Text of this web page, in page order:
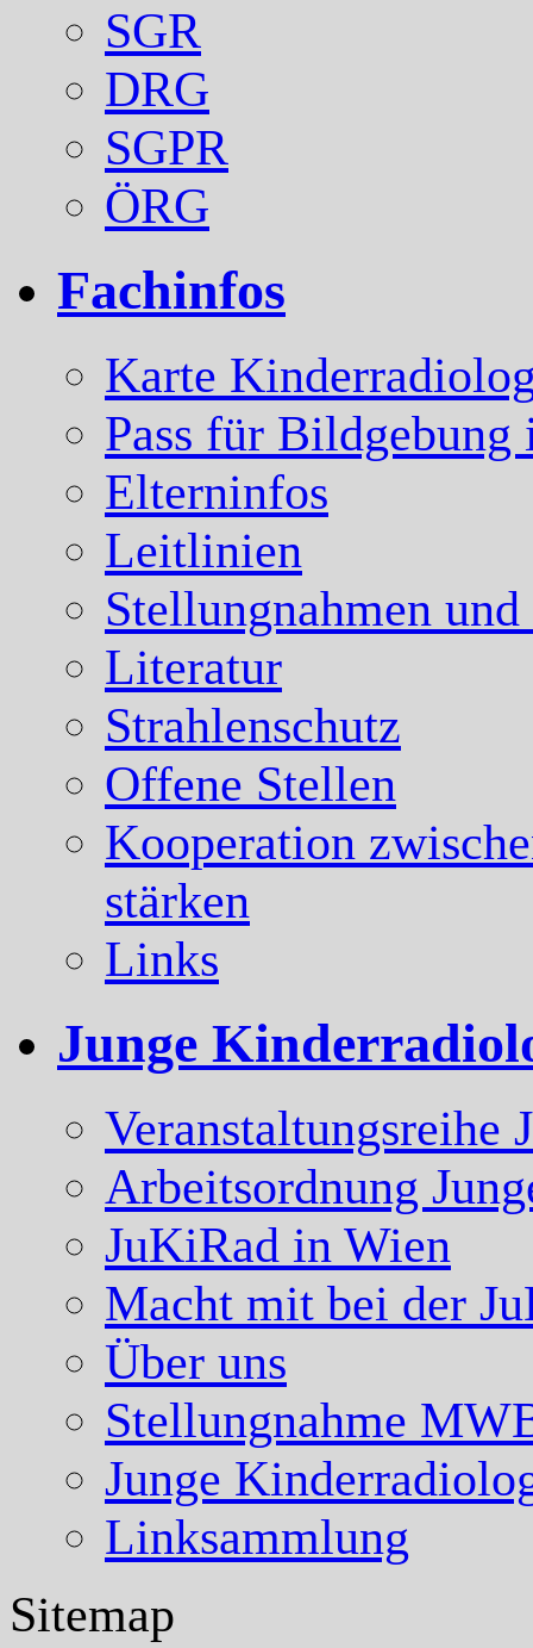
SGR
DRG
SGPR
ÖRG
Fachinfos
Karte
Pass für
Elterninfos
Leitlinien
Stellungnahmen
Literatur
Strahlenschutz
Offene Stellen
Kooperation
stärken
Links
Junge
Veranstaltungsreihe
Arbeitsordnung
JuKiRad in Wien
Macht mit bei der
Über uns
Stellungnahme
Junge
Linksammlung
Sitemap